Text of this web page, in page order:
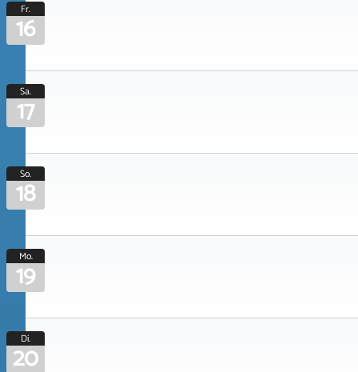
Fr.
16
Sa.
17
So.
18
Mo.
19
Di.
20